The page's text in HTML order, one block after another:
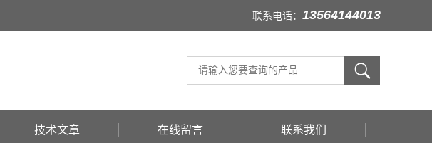
联系电话： 13564144013
技术文章 在线留言 联系我们